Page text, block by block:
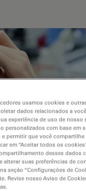
Logo
ARQUIVO DE NOTÍCIAS
Novidades
usamos cookies e
dados relacionados a
experiência de uso de nosso
personalizados com base em
e permitir que você
em “Aceitar todos os
desses dados
alterar suas preferências de
seção “Configurações de
Revise nosso Aviso de